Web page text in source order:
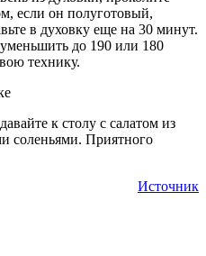
если он полуготовый,
в духовку еще на 30 минут.
до 190 или 180
технику.
к столу с салатом из
соленьями. Приятного
Источник